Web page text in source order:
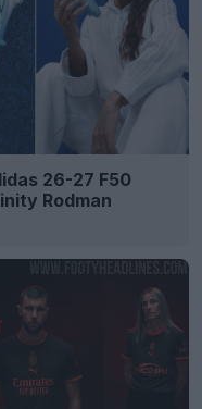
26-27 F50
Rodman